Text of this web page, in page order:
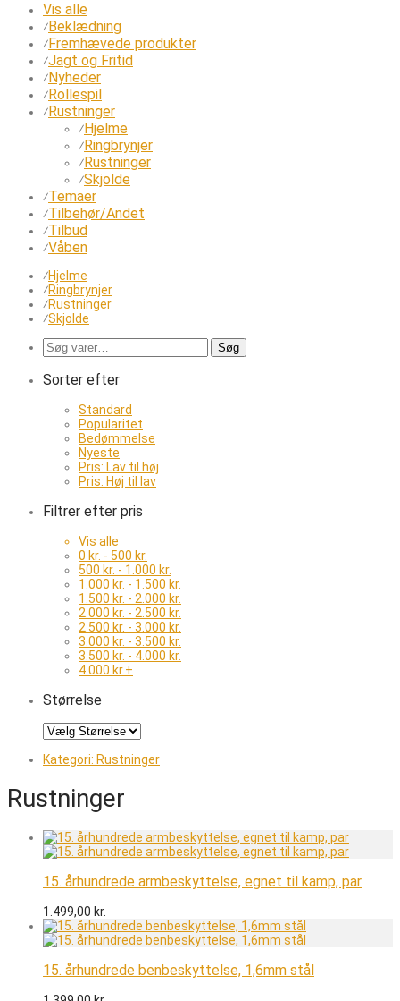
Vis alle
⁄Beklædning
⁄Fremhævede produkter
⁄Jagt og Fritid
⁄Nyheder
⁄Rollespil
⁄Rustninger
⁄Hjelme
⁄Ringbrynjer
⁄Rustninger
⁄Skjolde
⁄Temaer
⁄Tilbehør/Andet
⁄Tilbud
⁄Våben
⁄Hjelme
⁄Ringbrynjer
⁄Rustninger
⁄Skjolde
Søg
efter:
Søg
Sorter efter
Standard
Popularitet
Bedømmelse
Nyeste
Pris: Lav til høj
Pris: Høj til lav
Filtrer efter pris
Vis alle
0 kr. - 500 kr.
500 kr. - 1.000 kr.
1.000 kr. - 1.500 kr.
1.500 kr. - 2.000 kr.
2.000 kr. - 2.500 kr.
2.500 kr. - 3.000 kr.
3.000 kr. - 3.500 kr.
3.500 kr. - 4.000 kr.
4.000 kr.+
Størrelse
Kategori: Rustninger
Rustninger
15. århundrede armbeskyttelse, egnet til kamp, ​​par
1.499,00 kr.
15. århundrede benbeskyttelse, 1,6mm stål